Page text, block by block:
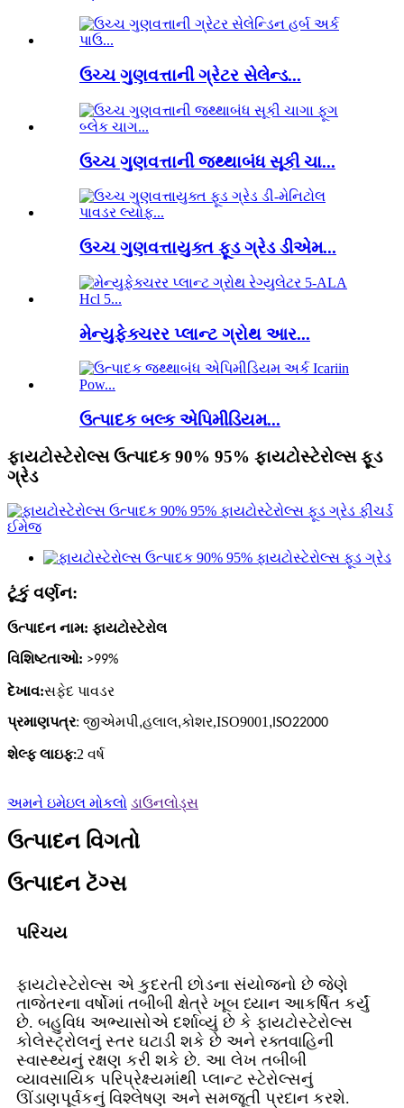
ઉચ્ચ ગુણવત્તાની ગ્રેટર સેલેન્ડ...
ઉચ્ચ ગુણવત્તાની જથ્થાબંધ સૂકી ચા...
ઉચ્ચ ગુણવત્તાયુક્ત ફૂડ ગ્રેડ ડીએમ...
મેન્યુફેક્ચરર પ્લાન્ટ ગ્રોથ આર...
ઉત્પાદક બલ્ક એપિમીડિયમ...
ફાયટોસ્ટેરોલ્સ ઉત્પાદક 90% 95% ફાયટોસ્ટેરોલ્સ ફૂડ
ગ્રેડ
ટૂંકું વર્ણન:
ઉત્પાદન નામ: ફાયટોસ્ટેરોલ
વિશિષ્ટતાઓ: >99%
દેખાવ:સફેદ પાવડર
પ્રમાણપત્ર: જીએમપી,હલાલ,કોશર,ISO9001 , ISO22000
શેલ્ફ લાઇફ:2 વર્ષ
અમને ઇમેઇલ મોકલો ડાઉનલોડ્સ
ઉત્પાદન વિગતો
ઉત્પાદન ટૅગ્સ
પરિચય
ફાયટોસ્ટેરોલ્સ એ કુદરતી છોડના સંયોજનો છે જેણે
તાજેતરના વર્ષોમાં તબીબી ક્ષેત્રે ખૂબ ધ્યાન આકર્ષિત કર્યું
છે. બહુવિધ અભ્યાસોએ દર્શાવ્યું છે કે ફાયટોસ્ટેરોલ્સ
કોલેસ્ટ્રોલનું સ્તર ઘટાડી શકે છે અને રક્તવાહિની
સ્વાસ્થ્યનું રક્ષણ કરી શકે છે. આ લેખ તબીબી
વ્યાવસાયિક પરિપ્રેક્ષ્યમાંથી પ્લાન્ટ સ્ટેરોલ્સનું
ઊંડાણપૂર્વકનું વિશ્લેષણ અને સમજૂતી પ્રદાન કરશે.